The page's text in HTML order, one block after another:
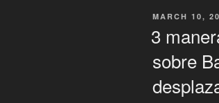
POSTED
MARCH 10,
3
sobre